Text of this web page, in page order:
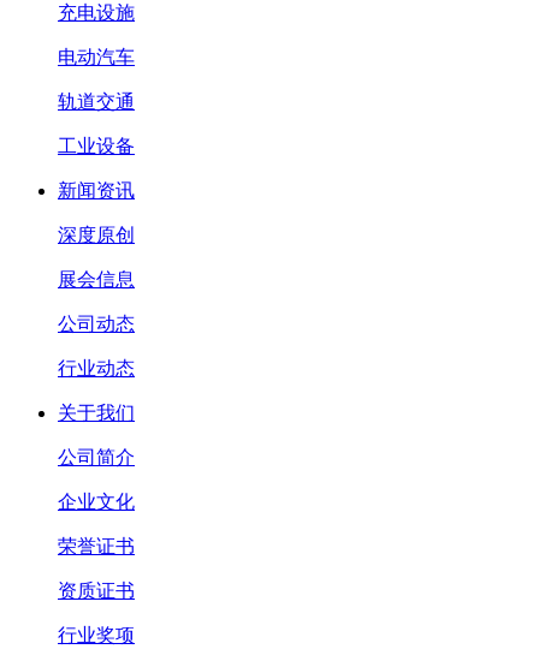
充电设施
电动汽车
轨道交通
工业设备
新闻资讯
深度原创
展会信息
公司动态
行业动态
关于我们
公司简介
企业文化
荣誉证书
资质证书
行业奖项